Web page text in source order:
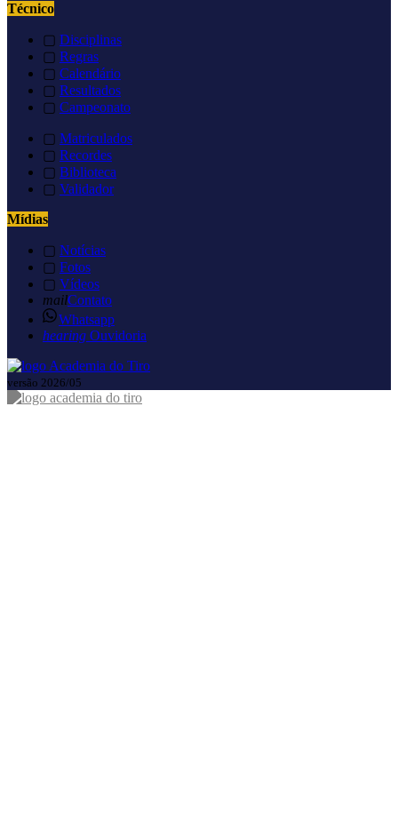
Técnico
▢ Disciplinas
▢ Regras
▢ Calendário
▢ Resultados
▢ Campeonato
▢ Matriculados
▢ Recordes
▢ Biblioteca
▢ Validador
Mídias
▢ Notícias
▢ Fotos
▢ Vídeos
mailContato
Whatsapp
hearing Ouvidoria
versão 2026/05